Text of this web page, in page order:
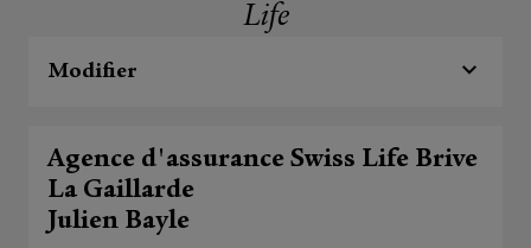
Life
Modifier
Agence d'assurance Swiss Life Brive
La Gaillarde
Julien Bayle